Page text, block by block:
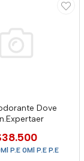
Dove
P.E 0Ml P.E P.E